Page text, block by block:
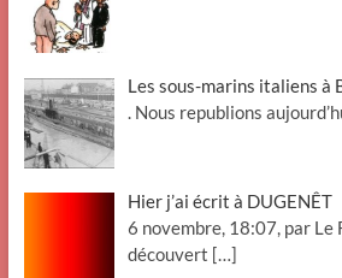
Les sous-marins italiens à
. Nous republions
Hier j’ai écrit à DUGENÊT
6 novembre, 18:07, par Le
découvert […]